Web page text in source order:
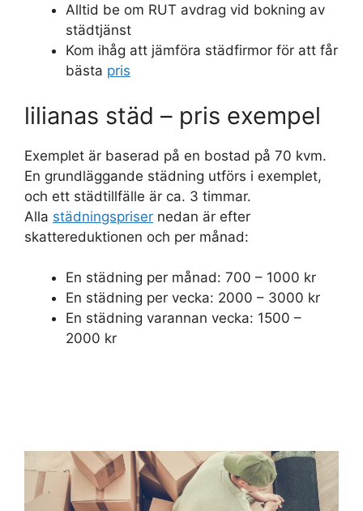
Alltid be om RUT avdrag vid bokning av
städtjänst
Kom ihåg att jämföra städfirmor för att får
bästa pris
lilianas städ – pris exempel
Exemplet är baserad på en bostad på 70 kvm.
En grundläggande städning utförs i exemplet,
och ett städtillfälle är ca. 3 timmar.
Alla städningspriser nedan är efter
skattereduktionen och per månad:
En städning per månad: 700 – 1000 kr
En städning per vecka: 2000 – 3000 kr
En städning varannan vecka: 1500 –
2000 kr